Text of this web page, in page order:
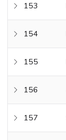
153
154
155
156
157